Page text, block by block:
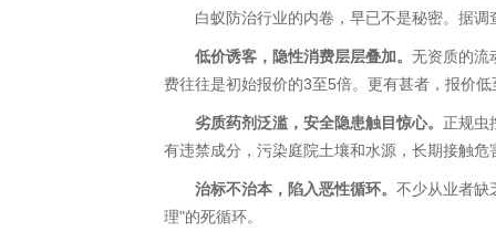
白蚁防治行业的内卷，早已不是秘密。据调
低价诱客，隐性消费层层叠加。 无资质的流
费往往是初始报价的3至5倍。更有甚者，报价
劣质药剂泛滥，安全隐患触目惊心。 正规虫
有违禁成分，污染庭院土壤和水源，长期接触危
治标不治本，陷入恶性循环。 不少从业者缺
理"的死循环。